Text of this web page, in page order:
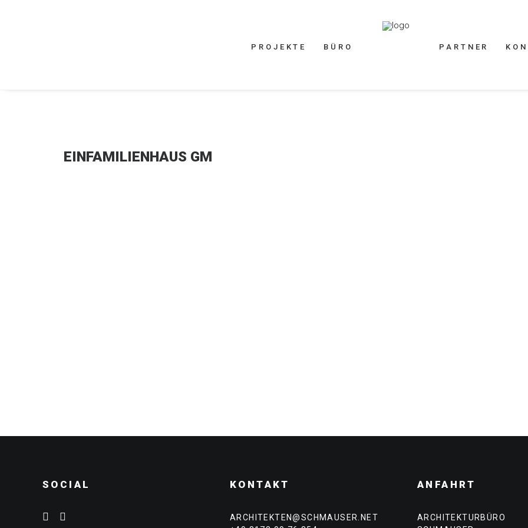
PROJEKTE BÜRO PARTNER
EINFAMILIENHAUS GM
SOCIAL KONTAKT
ARCHITEKTEN@SCHMAUSER.NET
ANFAHRT
ARCHITEKTURBÜRO